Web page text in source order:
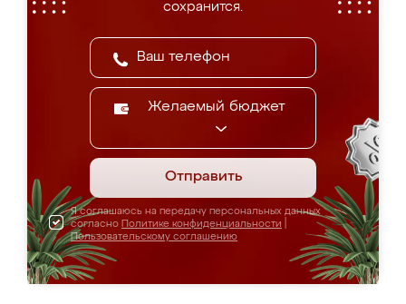
сохранится.
Желаемый бюджет
Отправить
Я соглашаюсь на передачу персональных данных
согласно Политике конфиденциальности
Пользовательскому соглашению